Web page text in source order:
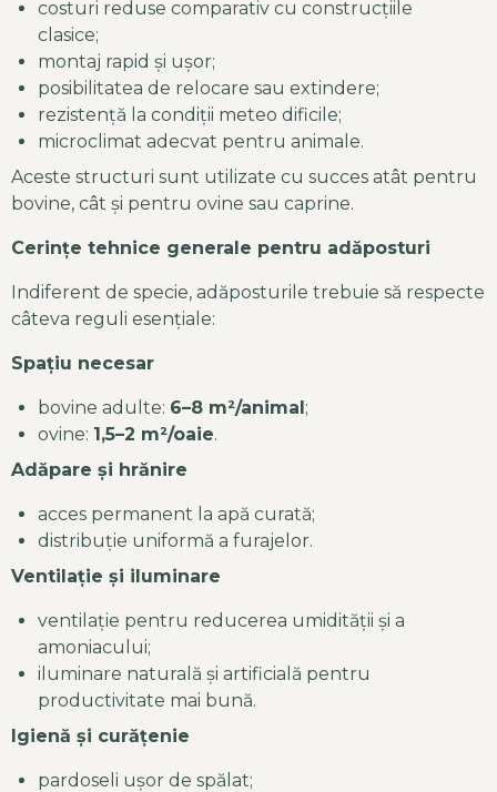
costuri reduse comparativ cu construcțiile
clasice;
montaj rapid și ușor;
posibilitatea de relocare sau extindere;
rezistență la condiții meteo dificile;
microclimat adecvat pentru animale.
Aceste structuri sunt utilizate cu succes atât pentru
bovine, cât și pentru ovine sau caprine.
Cerințe tehnice generale pentru adăposturi
Indiferent de specie, adăposturile trebuie să respecte
câteva reguli esențiale:
Spațiu necesar
bovine adulte: 6–8 m²/animal;
ovine: 1,5–2 m²/oaie.
Adăpare și hrănire
acces permanent la apă curată;
distribuție uniformă a furajelor.
Ventilație și iluminare
ventilație pentru reducerea umidității și a
amoniacului;
iluminare naturală și artificială pentru
productivitate mai bună.
Igienă și curățenie
pardoseli ușor de spălat;